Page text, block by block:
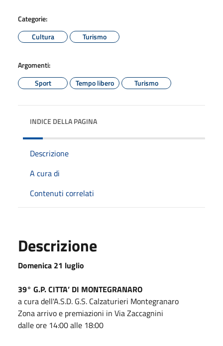
Categorie:
Cultura
Turismo
Argomenti:
Sport
Tempo libero Turismo
INDICE DELLA PAGINA
Descrizione
A cura di
Contenuti correlati
Descrizione
Domenica 21 luglio
39° G.P. CITTA’ DI MONTEGRANARO
a cura dell'A.S.D. G.S. Calzaturieri Montegranaro
Zona arrivo e premiazioni in Via Zaccagnini
dalle ore 14:00 alle 18:00